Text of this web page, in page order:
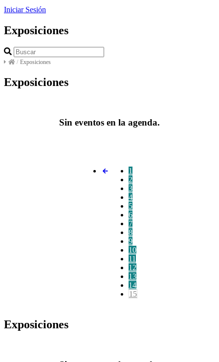
Iniciar Sesión
Exposiciones
/ Exposiciones
Exposiciones
Sin eventos en la agenda.
1
2
3
4
5
6
7
8
9
10
11
12
13
14
15
Exposiciones